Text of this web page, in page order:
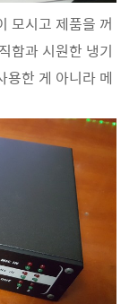
모시고 제품을 꺼
함과 시원한 냉기
용한 게 아니라 메